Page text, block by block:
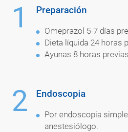
1 Preparación
Omeprazol 5-7 días
Dieta líquida 24 horas
Ayunas 8 horas previas
2 Endoscopia
Por endoscopia
anestesiólogo.